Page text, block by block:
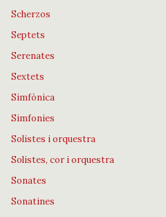
Scherzos
Septets
Serenates
Sextets
Simfònica
Simfonies
Solistes i orquestra
Solistes, cor i orquestra
Sonates
Sonatines